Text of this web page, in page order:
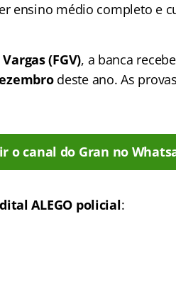
ensino médio completo e
(FGV), a banca
deste ano. As
o canal do Gran no
ALEGO policial: